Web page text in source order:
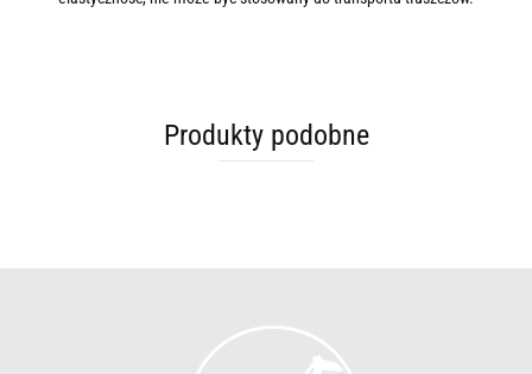
Produkty podobne